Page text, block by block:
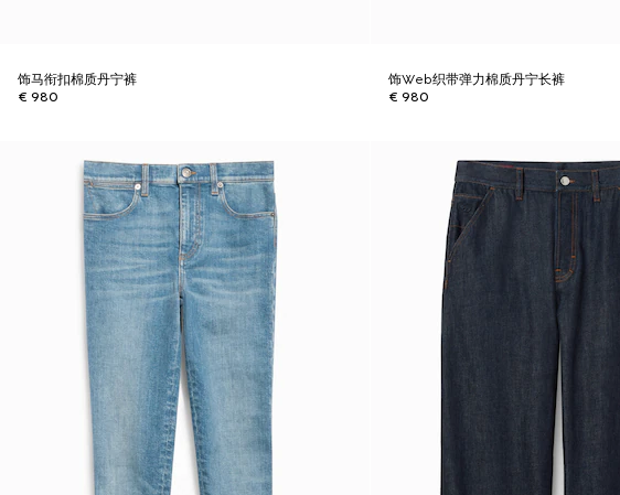
饰马衔扣棉质丹宁裤
€ 980
饰Web织带弹力棉质丹宁长裤
€ 980